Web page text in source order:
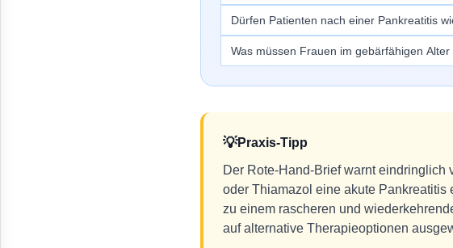
Dürfen Patienten nach einer Pankreatitis
Was müssen Frauen im gebärfähigen
💡Praxis-Tipp
Der Rote-Hand-Brief warnt eindringlich
oder Thiamazol eine akute
zu einem rascheren und
auf alternative Therapieoptionen